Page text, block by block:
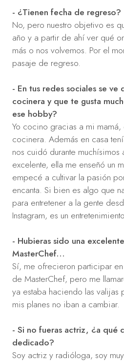
- ¿Tienen fecha de regreso?
No, pero nuestro objetivo es
año y a partir de ahí ver qué
más o nos volvemos. Por el
pasaje de regreso.
- En tus redes sociales se ve
cocinera y que te gusta
ese hobby?
Yo cocino gracias a mi mamá,
cocinera. Además en casa
nos cuidó durante
excelente, ella me enseñó un
empecé a cultivar la pasión
encanta. Si bien es algo que
para entretener a la gente
Instagram, es un
- Hubieras sido una
MasterChef…
Sí, me ofrecieron participar
de MasterChef, pero me
ya estaba haciendo las
mis planes no iban a cambiar.
- Si no fueras actriz, ¿a qué
dedicado?
Soy actriz y radióloga, soy